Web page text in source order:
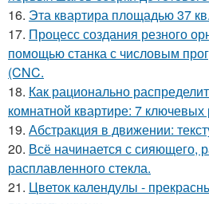
16. Эта квартира площадью 37 кв.
17. Процесс создания резного
помощью станка с числовым
(CNC.
18. Как рационально
комнатной квартире: 7
19. Абстракция в движении:
20. Всё начинается с сияющего,
расплавленного стекла.
21. Цветок календулы -